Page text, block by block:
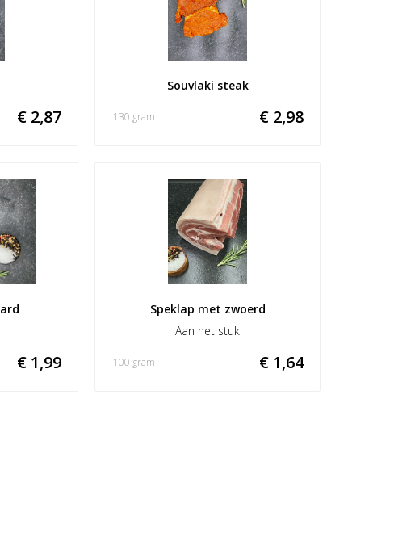
€ 2,87
Souvlaki steak
€ 2,98
130 gram
€ 1,99
Speklap met zwoerd
Aan het stuk
€ 1,64
100 gram